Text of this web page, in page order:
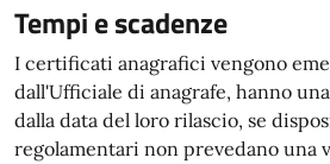
Tempi e scadenze
I certificati anagrafici vengono
dall'Ufficiale di anagrafe, hanno
dalla data del loro rilascio, se
regolamentari non prevedano una